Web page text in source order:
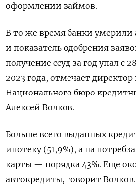
оформлении займов.
В то же время банки умерили
и показатель одобрения
получение ссуд за год упал с
2023 года, отмечает
Национального бюро
Алексей Волков.
Больше всего выданных
ипотеку (51,9%), а на
карты — порядка 43%. Еще
автокредиты, говорит